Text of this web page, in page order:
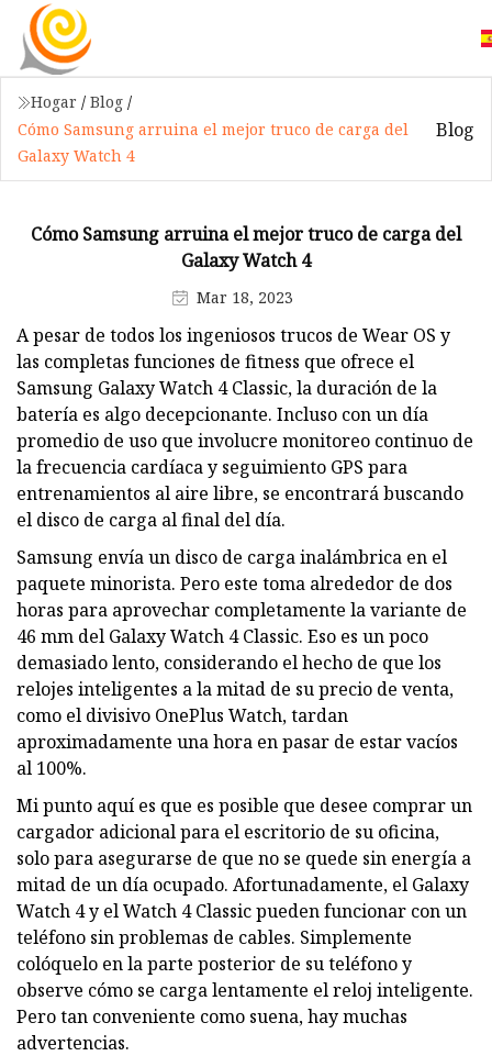
Hogar / Blog /
Cómo Samsung arruina el mejor truco de carga del
Galaxy Watch 4
Blog
Cómo Samsung arruina el mejor truco de carga del
Galaxy Watch 4
Mar 18, 2023
A pesar de todos los ingeniosos trucos de Wear OS y
las completas funciones de fitness que ofrece el
Samsung Galaxy Watch 4 Classic, la duración de la
batería es algo decepcionante. Incluso con un día
promedio de uso que involucre monitoreo continuo de
la frecuencia cardíaca y seguimiento GPS para
entrenamientos al aire libre, se encontrará buscando
el disco de carga al final del día.
Samsung envía un disco de carga inalámbrica en el
paquete minorista. Pero este toma alrededor de dos
horas para aprovechar completamente la variante de
46 mm del Galaxy Watch 4 Classic. Eso es un poco
demasiado lento, considerando el hecho de que los
relojes inteligentes a la mitad de su precio de venta,
como el divisivo OnePlus Watch, tardan
aproximadamente una hora en pasar de estar vacíos
al 100%.
Mi punto aquí es que es posible que desee comprar un
cargador adicional para el escritorio de su oficina,
solo para asegurarse de que no se quede sin energía a
mitad de un día ocupado. Afortunadamente, el Galaxy
Watch 4 y el Watch 4 Classic pueden funcionar con un
teléfono sin problemas de cables. Simplemente
colóquelo en la parte posterior de su teléfono y
observe cómo se carga lentamente el reloj inteligente.
Pero tan conveniente como suena, hay muchas
advertencias.